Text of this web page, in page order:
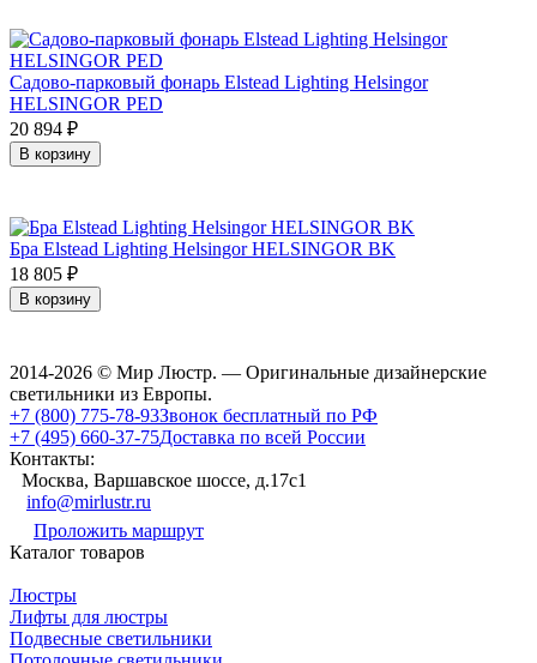
Садово-парковый фонарь Elstead Lighting Helsingor
HELSINGOR PED
20 894 ₽
В корзину
Бра Elstead Lighting Helsingor HELSINGOR BK
18 805 ₽
В корзину
2014-2026 © Мир Люстр. — Оригинальные дизайнерские
светильники из Европы.
+7 (800) 775-78-93Звонок бесплатный по РФ
+7 (495) 660-37-75Доставка по всей России
Контакты:
Москва, Варшавское шоссе, д.17c1
info@mirlustr.ru
Проложить маршрут
Каталог товаров
Люстры
Лифты для люстры
Подвесные светильники